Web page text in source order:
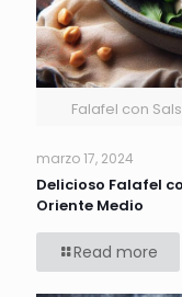
Falafel con
marzo 17, 2024
Delicioso Falafel
Oriente Medio
Read more